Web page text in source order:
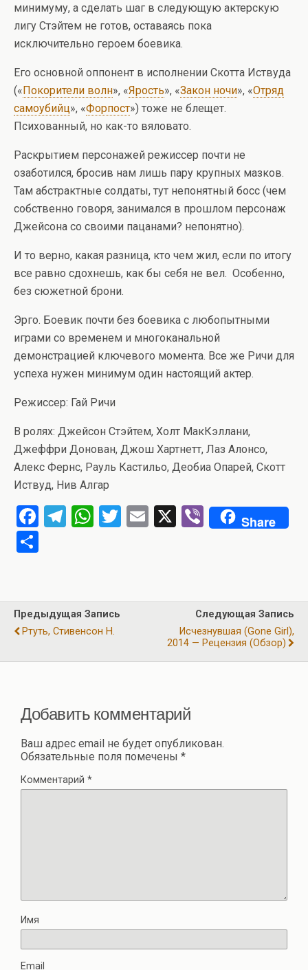
минимуму, а сделать шаг в следующую актерскую
лигу Стэйтем не готов, оставаясь пока
исключительно героем боевика.
Его основной оппонент в исполнении Скотта Иствуда
(«Покорители волн», «Ярость», «Закон ночи», «Отряд
самоубийц», «Форпост») тоже не блещет.
Психованный, но как-то вяловато.
Раскрытием персонажей режиссер почти не
озаботился, бросив нам лишь пару крупных мазков.
Там абстрактные солдаты, тут непонятный босс (чем
собственно говоря, занимался в прошлом персонаж
Джейсона со своими пацанами? непонятно).
И то верно, какая разница, кто чем жил, если по итогу
все равно сдохнешь, как бы себя не вел. Особенно,
без сюжетной брони.
Эрго. Боевик почти без боевика с любопытными
играми со временем и многоканальной
демонстрацией ключевого момента. Все же Ричи для
успеха нужен минимум один настоящий актер.
Режиссер: Гай Ричи
В ролях: Джейсон Стэйтем, Холт МакКэллани,
Джеффри Донован, Джош Хартнетт, Лаз Алонсо,
Алекс Фернс, Рауль Кастильо, Деобиа Опарей, Скотт
Иствуд, Нив Алгар
F
o
o
T
a
m
W
A
p
T
E
X
Vi
Share
р
а
Предыдущая Запись
Ртуть, Стивенсон Н.
Следующая Запись
Исчезнувшая (Gone Girl),
2014 — Рецензия (обзор)
Добавить комментарий
Ваш адрес email не будет опубликован.
Обязательные поля помечены *
Комментарий *
Имя
Email